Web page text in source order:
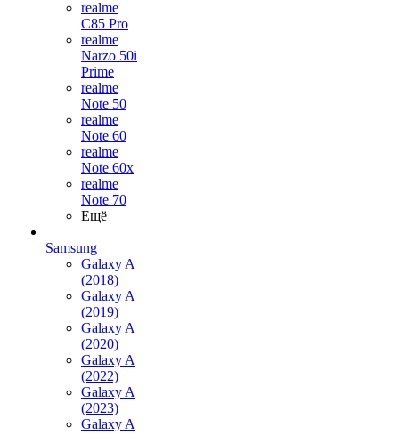
realme
C85 Pro
realme
Narzo 50i
Prime
realme
Note 50
realme
Note 60
realme
Note 60x
realme
Note 70
Ещё
Samsung
Galaxy A
(2018)
Galaxy A
(2019)
Galaxy A
(2020)
Galaxy A
(2022)
Galaxy A
(2023)
Galaxy A